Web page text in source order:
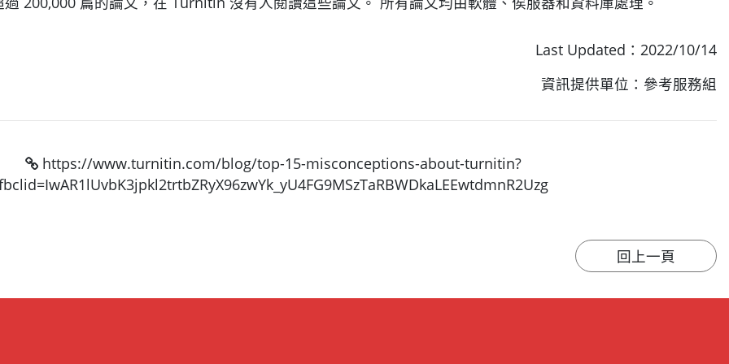
Last Updated：2022/10/14
資訊提供單位：參考服務組
https://www.turnitin.com/blog/top-15-misconceptions-about-turnitin?